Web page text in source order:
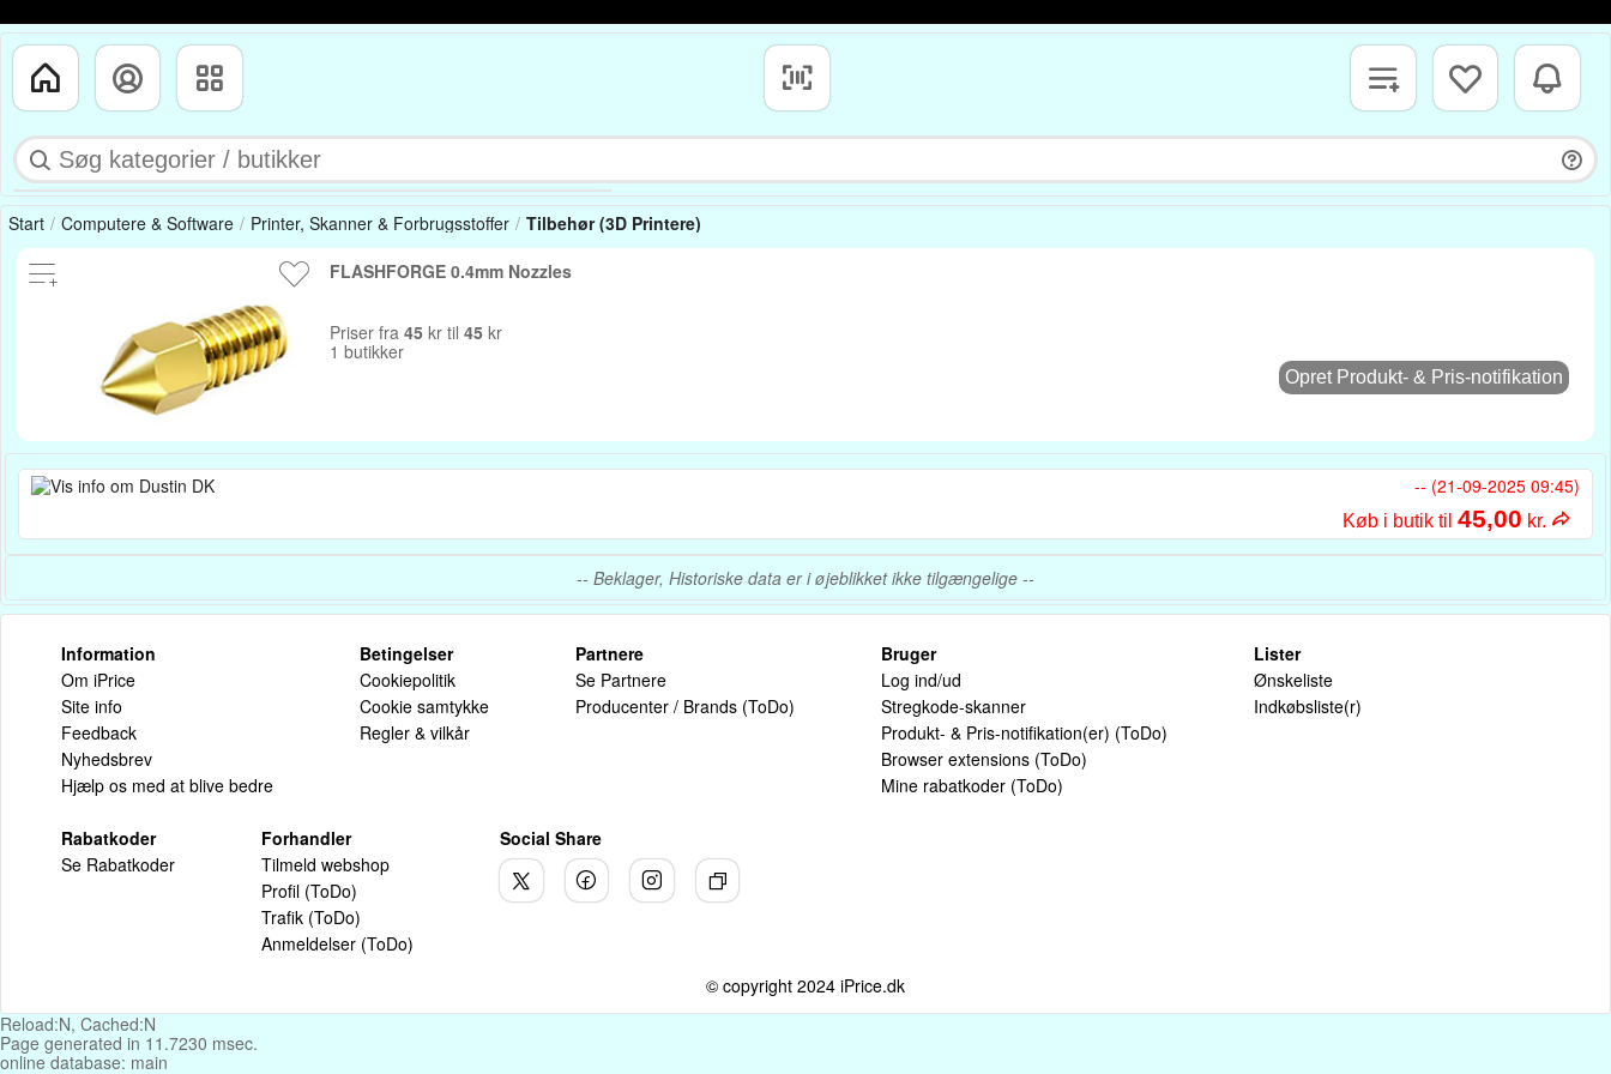
Start Computere & Software Printer, Skanner & Forbrugsstoffer
Tilbehør (3D Printere)
FLASHFORGE 0.4mm Nozzles
Priser fra 45 kr til 45 kr
1 butikker
Opret Produkt- & Pris-notifikation
-- (21-09-2025 09:45)
Køb i butik til 45,00 kr.
-- Beklager, Historiske data er i øjeblikket ikke tilgængelige --
Information
Om iPrice
Site info
Feedback
Nyhedsbrev
Hjælp os med at blive bedre
Betingelser
Cookiepolitik
Cookie samtykke
Regler & vilkår
Partnere
Se Partnere
Producenter / Brands (ToDo)
Bruger
Log ind/ud
Stregkode-skanner
Produkt- & Pris-notifikation(er) (ToDo)
Browser extensions (ToDo)
Mine rabatkoder (ToDo)
Lister
Ønskeliste
Indkøbsliste(r)
Rabatkoder
Se Rabatkoder
Forhandler
Tilmeld webshop
Profil (ToDo)
Trafik (ToDo)
Anmeldelser (ToDo)
Social Share
© copyright 2024 iPrice.dk
Reload:N, Cached:N
Page generated in 11.7230 msec.
online database: main